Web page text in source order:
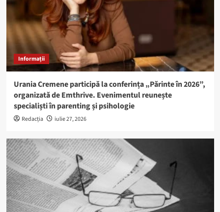
Informații
Urania Cremene participă la conferința „Părinte în 2026”,
organizată de Emthrive. Evenimentul reunește
specialiști în parenting și psihologie
Redacția iulie 27, 2026